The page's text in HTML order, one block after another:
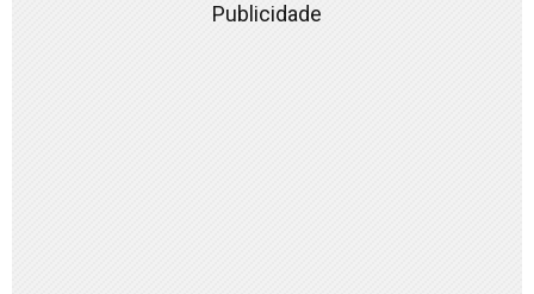
Publicidade